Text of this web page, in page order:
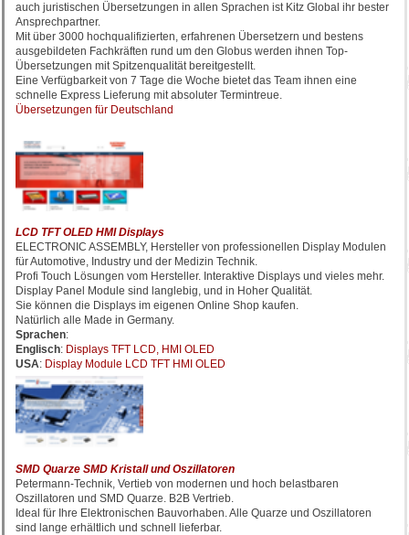
auch juristischen Übersetzungen in allen Sprachen ist Kitz Global ihr bester
Ansprechpartner.
Mit über 3000 hochqualifizierten, erfahrenen Übersetzern und bestens
ausgebildeten Fachkräften rund um den Globus werden ihnen Top-
Übersetzungen mit Spitzenqualität bereitgestellt.
Eine Verfügbarkeit von 7 Tage die Woche bietet das Team ihnen eine
schnelle Express Lieferung mit absoluter Termintreue.
Übersetzungen für Deutschland
LCD TFT OLED HMI Displays
ELECTRONIC ASSEMBLY, Hersteller von professionellen Display Modulen
für Automotive, Industry und der Medizin Technik.
Profi Touch Lösungen vom Hersteller. Interaktive Displays und vieles mehr.
Display Panel Module sind langlebig, und in Hoher Qualität.
Sie können die Displays im eigenen Online Shop kaufen.
Natürlich alle Made in Germany.
Sprachen:
Englisch: Displays TFT LCD, HMI OLED
USA: Display Module LCD TFT HMI OLED
SMD Quarze SMD Kristall und Oszillatoren
Petermann-Technik, Vertieb von modernen und hoch belastbaren
Oszillatoren und SMD Quarze. B2B Vertrieb.
Ideal für Ihre Elektronischen Bauvorhaben. Alle Quarze und Oszillatoren
sind lange erhältlich und schnell lieferbar.